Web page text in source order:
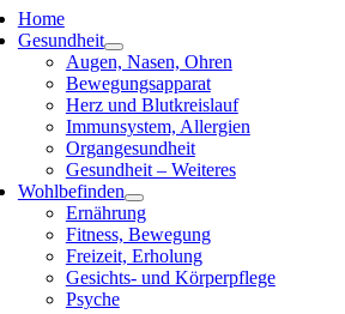
Home
Gesundheit
Augen, Nasen, Ohren
Bewegungsapparat
Herz und Blutkreislauf
Immunsystem, Allergien
Organgesundheit
Gesundheit – Weiteres
Wohlbefinden
Ernährung
Fitness, Bewegung
Freizeit, Erholung
Gesichts- und Körperpflege
Psyche